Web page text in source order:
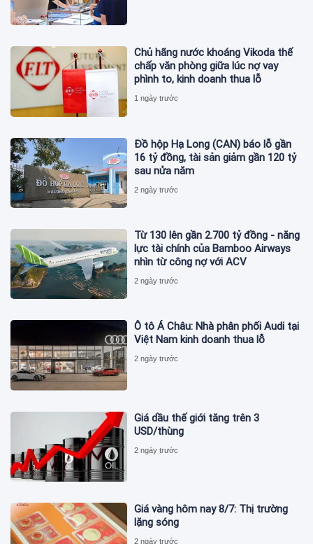
Chủ hãng nước khoáng Vikoda thế
chấp văn phòng giữa lúc nợ vay
phình to, kinh doanh thua lỗ
1 ngày trước
Đồ hộp Hạ Long (CAN) báo lỗ gần
16 tỷ đồng, tài sản giảm gần 120 tỷ
sau nửa năm
2 ngày trước
Từ 130 lên gần 2.700 tỷ đồng - năng
lực tài chính của Bamboo Airways
nhìn từ công nợ với ACV
2 ngày trước
Ô tô Á Châu: Nhà phân phối Audi tại
Việt Nam kinh doanh thua lỗ
2 ngày trước
Giá dầu thế giới tăng trên 3
USD/thùng
2 ngày trước
Giá vàng hôm nay 8/7: Thị trường
lặng sóng
2 ngày trước